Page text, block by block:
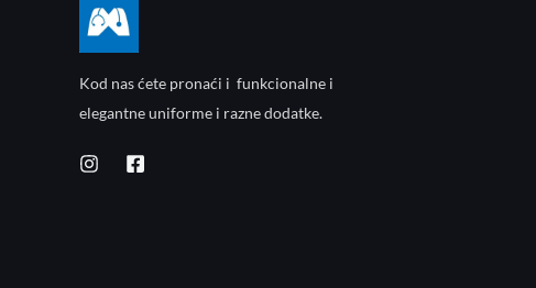
Kod nas ćete pronaći i funkcionalne i
elegantne uniforme i razne dodatke.